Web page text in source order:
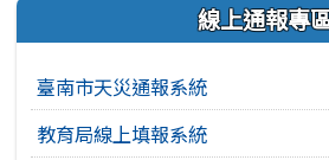
線上通報專
臺南市天災通報系統
教育局線上填報系統